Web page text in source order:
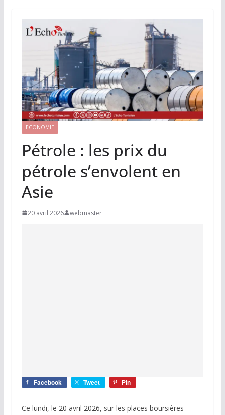
ECONOMIE
Pétrole : les prix du
pétrole s’envolent en
Asie
20 avril 2026 webmaster
Facebook Tweet Pin
Ce lundi, le 20 avril 2026, sur les places boursières